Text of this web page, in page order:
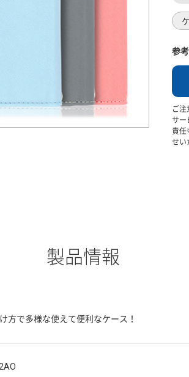
参
ご
サー
責任
せい
製品情報
方で多様な使えて便利なケース！